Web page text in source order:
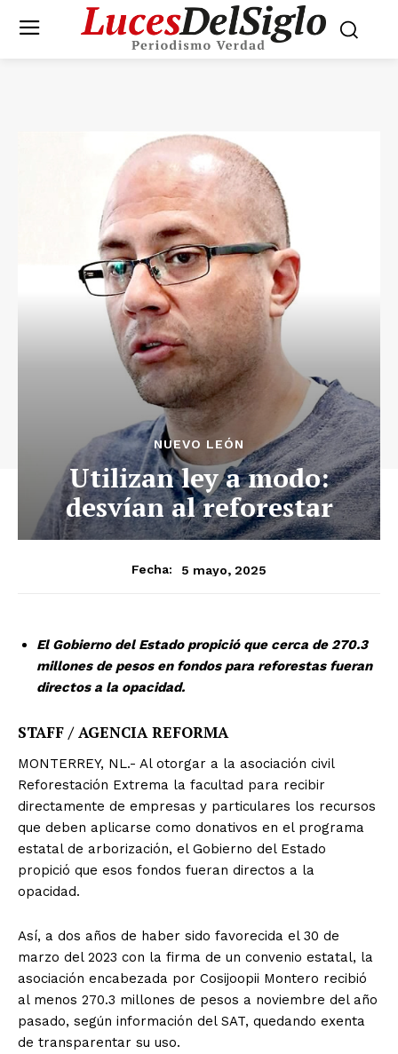
NUEVO LEÓN
Utilizan ley a modo:
desvían al reforestar
Fecha: 5 mayo, 2025
El Gobierno del Estado propició que cerca de 270.3
millones de pesos en fondos para reforestas fueran
directos a la opacidad.
STAFF / AGENCIA REFORMA
MONTERREY, NL.- Al otorgar a la asociación civil
Reforestación Extrema la facultad para recibir
directamente de empresas y particulares los recursos
que deben aplicarse como donativos en el programa
estatal de arborización, el Gobierno del Estado
propició que esos fondos fueran directos a la
opacidad.
Así, a dos años de haber sido favorecida el 30 de
marzo del 2023 con la firma de un convenio estatal, la
asociación encabezada por Cosijoopii Montero recibió
al menos 270.3 millones de pesos a noviembre del año
pasado, según información del SAT, quedando exenta
de transparentar su uso.